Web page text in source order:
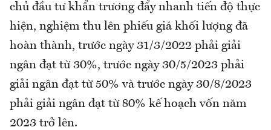
chủ đầu tư khẩn trương đẩy nhanh tiến độ thực
hiện, nghiệm thu lên phiếu giá khối lượng đã
hoàn thành, trước ngày 31/3/2022 phải giải
ngân đạt từ 30%, trước ngày 30/5/2023 phải
giải ngân đạt từ 50% và trước ngày 30/8/2023
phải giải ngân đạt từ 80% kế hoạch vốn năm
2023 trở lên.